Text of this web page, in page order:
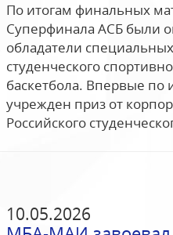
По итогам финальных
Суперфинала АСБ были
обладатели
студенческого
баскетбола. Впервые
учрежден приз от
Российского
10.05.2026